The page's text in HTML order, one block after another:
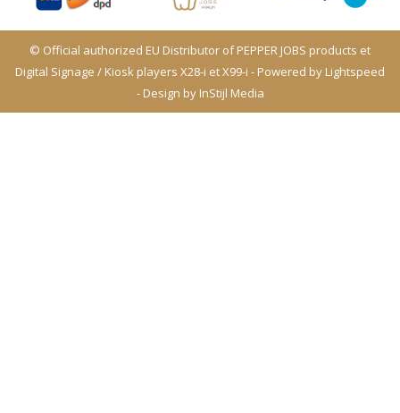
© Official authorized EU Distributor of PEPPER JOBS products et
Digital Signage / Kiosk players X28-i et X99-i - Powered by Lightspeed
- Design by InStijl Media